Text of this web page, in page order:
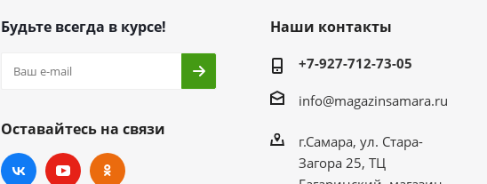
Будьте всегда в курсе!
Оставайтесь на связи
Наши контакты
+7-927-712-73-05
info@magazinsamara.ru
г.Самара, ул. Стара-
Загора 25, ТЦ